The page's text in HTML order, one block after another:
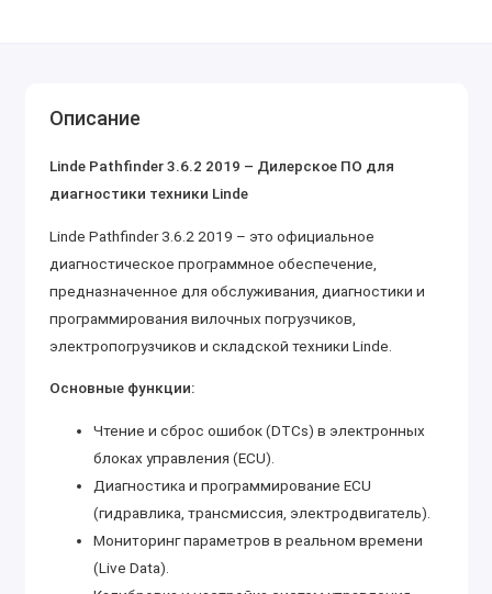
Описание
Linde Pathfinder 3.6.2 2019 – Дилерское ПО для
диагностики техники Linde
Linde Pathfinder 3.6.2 2019 – это официальное
диагностическое программное обеспечение,
предназначенное для обслуживания, диагностики и
программирования вилочных погрузчиков,
электропогрузчиков и складской техники Linde.
Основные функции:
Чтение и сброс ошибок (DTCs) в электронных
блоках управления (ECU).
Диагностика и программирование ECU
(гидравлика, трансмиссия, электродвигатель).
Мониторинг параметров в реальном времени
(Live Data).